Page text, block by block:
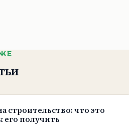
строительство: что это
его получить